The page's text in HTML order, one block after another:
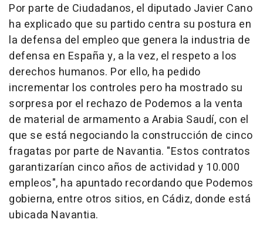
Por parte de Ciudadanos, el diputado Javier Cano
ha explicado que su partido centra su postura en
la defensa del empleo que genera la industria de
defensa en España y, a la vez, el respeto a los
derechos humanos. Por ello, ha pedido
incrementar los controles pero ha mostrado su
sorpresa por el rechazo de Podemos a la venta
de material de armamento a Arabia Saudí, con el
que se está negociando la construcción de cinco
fragatas por parte de Navantia. "Estos contratos
garantizarían cinco años de actividad y 10.000
empleos", ha apuntado recordando que Podemos
gobierna, entre otros sitios, en Cádiz, donde está
ubicada Navantia.